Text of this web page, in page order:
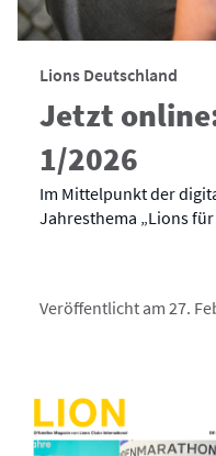
Lions Deutschland
Jetzt
1/2026
Im Mittelpunkt der
Jahresthema „Lions für
Veröffentlicht am 27.